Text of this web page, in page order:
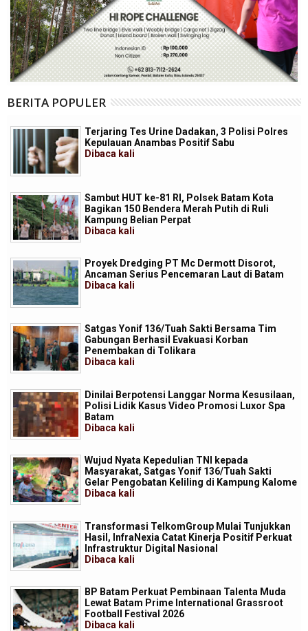
BERITA POPULER
Terjaring Tes Urine Dadakan, 3 Polisi Polres
Kepulauan Anambas Positif Sabu
Dibaca kali
Sambut HUT ke-81 RI, Polsek Batam Kota
Bagikan 150 Bendera Merah Putih di Ruli
Kampung Belian Perpat
Dibaca kali
Proyek Dredging PT Mc Dermott Disorot,
Ancaman Serius Pencemaran Laut di Batam
Dibaca kali
Satgas Yonif 136/Tuah Sakti Bersama Tim
Gabungan Berhasil Evakuasi Korban
Penembakan di Tolikara
Dibaca kali
Dinilai Berpotensi Langgar Norma Kesusilaan,
Polisi Lidik Kasus Video Promosi Luxor Spa
Batam
Dibaca kali
Wujud Nyata Kepedulian TNI kepada
Masyarakat, Satgas Yonif 136/Tuah Sakti
Gelar Pengobatan Keliling di Kampung Kalome
Dibaca kali
Transformasi TelkomGroup Mulai Tunjukkan
Hasil, InfraNexia Catat Kinerja Positif Perkuat
Infrastruktur Digital Nasional
Dibaca kali
BP Batam Perkuat Pembinaan Talenta Muda
Lewat Batam Prime International Grassroot
Football Festival 2026
Dibaca kali